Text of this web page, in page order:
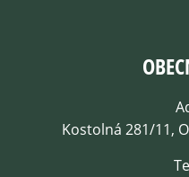
Kostolná 281/11,